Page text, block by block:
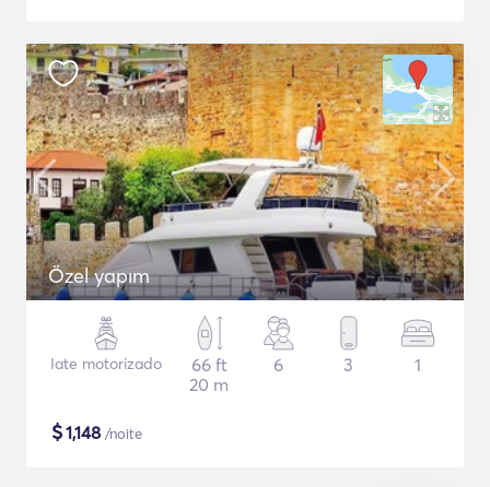
Özel yapım
Iate motorizado
66 ft
20 m
6 3 1
$1,148 /noite